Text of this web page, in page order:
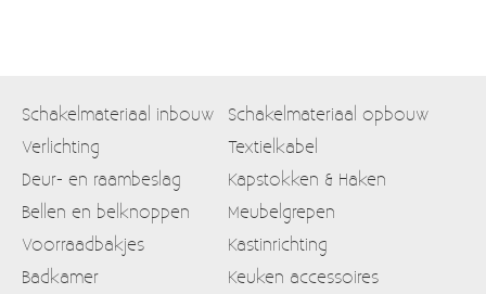
Schakelmateriaal inbouw
Schakelmateriaal opbouw
Verlichting
Textielkabel
Deur- en raambeslag
Kapstokken & Haken
Bellen en belknoppen
Meubelgrepen
Voorraadbakjes
Kastinrichting
Badkamer
Keuken accessoires